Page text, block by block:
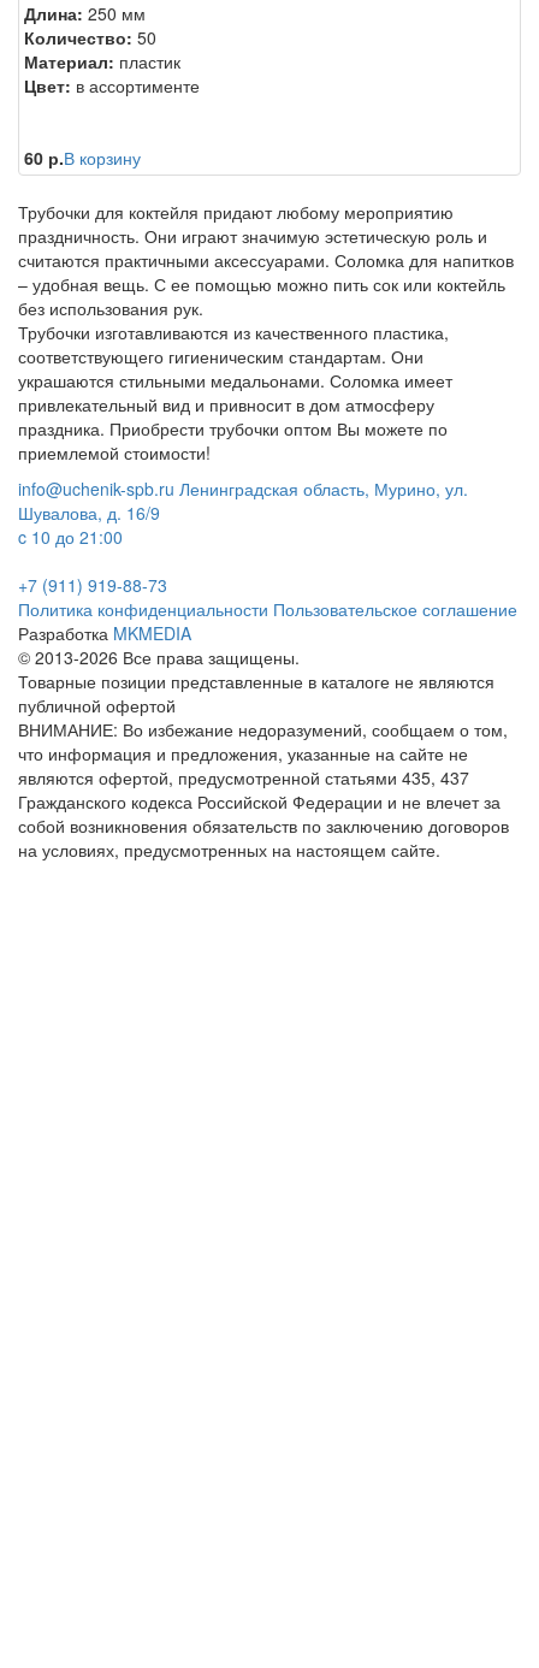
Длина: 250 мм
Количество: 50
Материал: пластик
Цвет: в ассортименте
60 р.В корзину
Трубочки для коктейля придают любому мероприятию
праздничность. Они играют значимую эстетическую роль и
считаются практичными аксессуарами. Соломка для напитков
– удобная вещь. С ее помощью можно пить сок или коктейль
без использования рук.
Трубочки изготавливаются из качественного пластика,
соответствующего гигиеническим стандартам. Они
украшаются стильными медальонами. Соломка имеет
привлекательный вид и привносит в дом атмосферу
праздника. Приобрести трубочки оптом Вы можете по
приемлемой стоимости!
info@uchenik-spb.ru Ленинградская область, Мурино, ул.
Шувалова, д. 16/9
c 10 до 21:00
+7 (911) 919-88-73
Политика конфиденциальности Пользовательское соглашение
Разработка MKMEDIA
© 2013-2026 Все права защищены.
Товарные позиции представленные в каталоге не являются
публичной офертой
ВНИМАНИЕ: Во избежание недоразумений, сообщаем о том,
что информация и предложения, указанные на сайте не
являются офертой, предусмотренной статьями 435, 437
Гражданского кодекса Российской Федерации и не влечет за
собой возникновения обязательств по заключению договоров
на условиях, предусмотренных на настоящем сайте.